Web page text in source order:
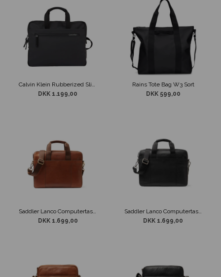
Calvin Klein Rubberized Slim Computer Taske
DKK 1.199,00
Rains Tote Bag W3 Sort
DKK 599,00
DKK 1.699,00
Saddler Lanco Computertaske Sort
DKK 1.699,00